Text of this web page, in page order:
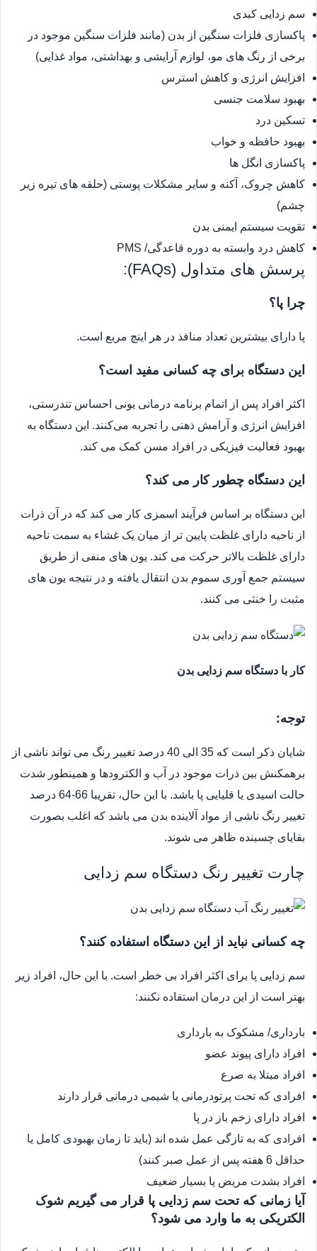
سم زدایی کبدی
پاکسازی فلزات سنگین از بدن (مانند فلزات سنگین موجود در
برخی از رنگ های مو، لوازم آرایشی و بهداشتی، مواد غذایی)
افزایش انرژی و کاهش استرس
بهبود سلامت جنسی
تسکین درد
بهبود حافظه و خواب
پاکسازی انگل ها
کاهش چروک، آکنه و سایر مشکلات پوستی (حلقه های تیره زیر
چشم)
تقویت سیستم ایمنی بدن
کاهش درد وابسته به دوره قاعدگی/ PMS
پرسش های متداول (FAQs):
چرا پا؟
پا دارای بیشترین تعداد منافذ در هر اینچ مربع است.
این دستگاه برای چه کسانی مفید است؟
اکثر افراد پس از اتمام برنامه درمانی یونی احساس تندرستی،
افزایش انرژی و آرامش ذهنی را تجربه می‌کنند. این دستگاه به
بهبود فعالیت فیزیکی در افراد مسن کمک می کند.
این دستگاه چطور کار می کند؟
این دستگاه بر اساس فرآیند اسمزی کار می کند که در آن ذرات
از ناحیه دارای غلظت پایین تر از میان یک غشاء به سمت ناحیه
دارای غلظت بالاتر حرکت می کند. یون های منفی از طریق
سیستم جمع آوری سموم بدن انتقال یافته و در نتیجه یون های
مثبت را خنثی می کنند.
کار با دستگاه سم زدایی بدن
توجه:
شایان ذکر است که 35 الی 40 درصد تغییر رنگ می تواند ناشی از
برهمکنش بین ذرات موجود در آب و الکترودها و همینطور شدت
حالت اسیدی یا قلیایی پا باشد. با این حال، تقریبا 66-64 درصد
تغییر رنگ ناشی از مواد آلاینده بدن می باشد که اغلب بصورت
بقایای چسبنده ظاهر می شوند.
چارت تغییر رنگ دستگاه سم زدایی
چه کسانی نباید از این دستگاه استفاده کنند؟
سم زدایی پا برای اکثر افراد بی خطر است. با این حال، افراد زیر
بهتر است از این درمان استفاده نکنند:
بارداری/ مشکوک به بارداری
افراد دارای پیوند عضو
افراد مبتلا به صرع
افرادی که تحت پرتودرمانی یا شیمی درمانی قرار دارند
افراد دارای زخم باز در پا
افرادی که به تازگی عمل شده اند (باید تا زمان بهبودی کامل یا
حداقل 6 هفته پس از عمل صبر کنند)
افراد بشدت مریض یا بسیار ضعیف
آیا زمانی که تحت سم زدایی پا قرار می گیریم شوک
الکتریکی به ما وارد می شود؟